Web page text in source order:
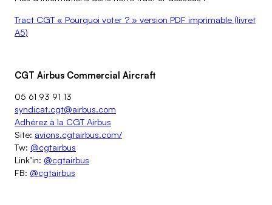
Tract CGT « Pourquoi voter ? » version PDF imprimable (livret
A5)
CGT Airbus Commercial Aircraft
05 61 93 91 13
syndicat.cgt@airbus.com
Adhérez à la CGT Airbus
Site: avions.cgtairbus.com/
Tw: @cgtairbus
Link’in: @cgtairbus
FB: @cgtairbus